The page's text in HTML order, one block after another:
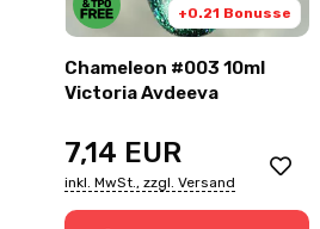
+0.21 Bonusse
Chameleon #003 10ml
Victoria Avdeeva
7,14 EUR
inkl. MwSt., zzgl. Versand